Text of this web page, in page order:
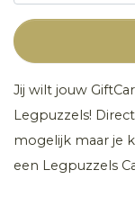
Jij wilt jouw
Legpuzzels!
mogelijk maar je
een Legpuzzels